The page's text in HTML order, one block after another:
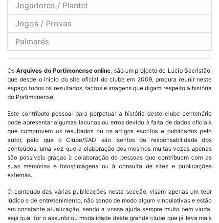
Jogadores / Plantel
Jogos / Provas
Palmarés
OsArquivos do Portimonense online, são um projecto de Lúcio Sacristão,
que desde o inicio do site oficial do clube em 2009, procura reunir neste
espaço todos os resultados, factos e imagens que digam respeito à história
do Portimonense.
Este contributo pessoal para perpetuar a história deste clube centenário
pode apresentar algumas lacunas ou erros devido à falta de dados oficiais
que comprovem os resultados ou os artigos escritos e publicados pelo
autor, pelo que o Clube/SAD são isentos de responsabilidade dos
conteúdos, uma vez que a elaboração dos mesmos muitas vezes apenas
são possíveis graças à colaboração de pessoas que contribuem com as
suas memórias e fotos/imagens ou à consulta de sites e publicações
externas.
O conteúdo das várias publicações nesta secção, visam apenas um teor
lúdico e de entretenimento, não sendo de modo algum vinculativas e estão
em constante atualização, sendo a vossa ajuda sempre muito bem vinda,
seja qual for o assunto ou modalidade deste grande clube que já leva mais